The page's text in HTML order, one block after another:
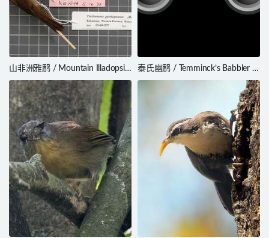
山非洲雅鹛 / Mountain Illadopsis
/ Illadopsis pyrrhoptera
泰氏幽鹛 / Temminck’s Babbler /
Pellorneum pyrrogenys